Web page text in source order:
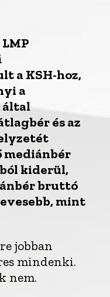
a KSH-hoz,
a
által
és az
mediánbér
kiderül,
bruttó
mint
jobban
mindenki.
nem.